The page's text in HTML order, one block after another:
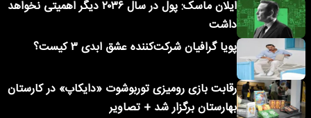
ایلان ماسک: پول در سال ۲۰۳۶ دیگر اهمیتی نخواهد
داشت
پویا گرافیان شرکت‌کننده عشق ابدی ۳ کیست؟
رقابت بازی رومیزی توربوشوت «دایکاپ» در کارستان
بهارستان برگزار شد + تصاویر